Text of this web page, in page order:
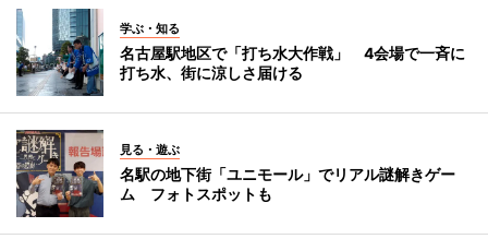
学ぶ・知る
名古屋駅地区で「打ち水大作戦」 4会場で一斉に
打ち水、街に涼しさ届ける
見る・遊ぶ
名駅の地下街「ユニモール」でリアル謎解きゲー
ム フォトスポットも